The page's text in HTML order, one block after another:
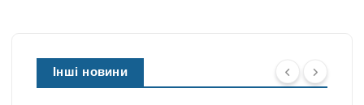
Інші новини